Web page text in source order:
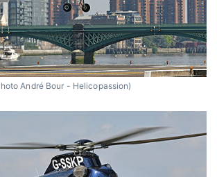
André Bour - Helicopassion)